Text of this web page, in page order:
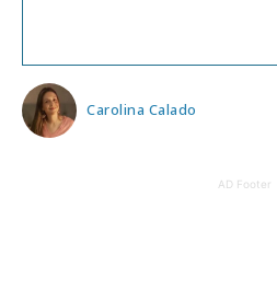
Carolina Calado
AD Footer